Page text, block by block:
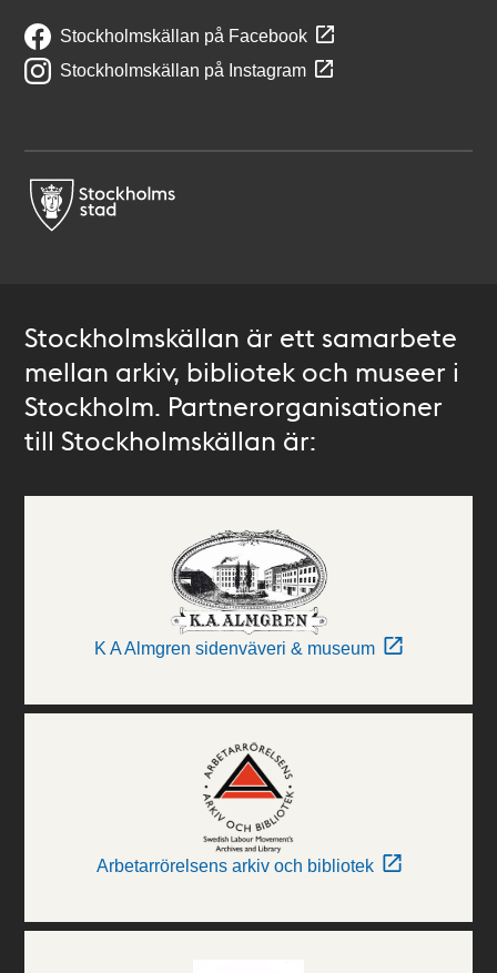
Stockholmskällan på Facebook
Stockholmskällan på Instagram
Stockholmskällan är ett samarbete
mellan arkiv, bibliotek och museer i
Stockholm. Partnerorganisationer
till Stockholmskällan är:
K A Almgren sidenväveri & museum
Arbetarrörelsens arkiv och bibliotek